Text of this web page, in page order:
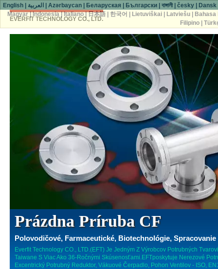
EVERFIT TECHNOLOGY CO., LTD.
Prázdna Príruba CF
Polovodičové, Farmaceutické, Biotechnológie,
Everfit Technology CO., LTD.(EFT) Je Jedným Z Výrobcov Potrubných
Taiwane S Viac Ako 36-Ročnými Skúsenosťami.EFTposkytuje Nerezové
Excentrický Potrubný Reduktor, Vákuové Čerpadlo, Pohon Ventilov - ISO,
English العربية |Azərbaycan Беларуская Български |বাঙ্গালী|česky Dansk
Magyar|Indonesia|Italiano|日本語| 한국어 Lietuviškai| Latviešu|
Bahasa
Filipino|